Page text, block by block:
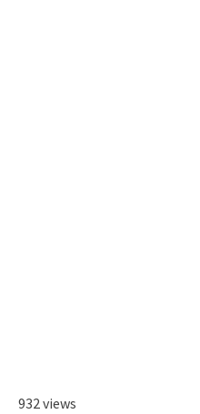
932 views